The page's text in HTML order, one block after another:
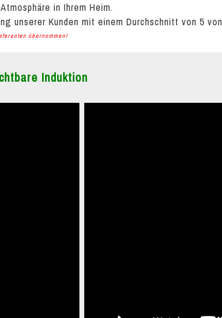
in Ihrem Heim.
unserer Kunden mit einem Durchschnitt von 5 von
übernommen!
Induktion